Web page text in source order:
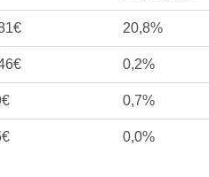
20,8%
0,2%
0,7%
0,0%